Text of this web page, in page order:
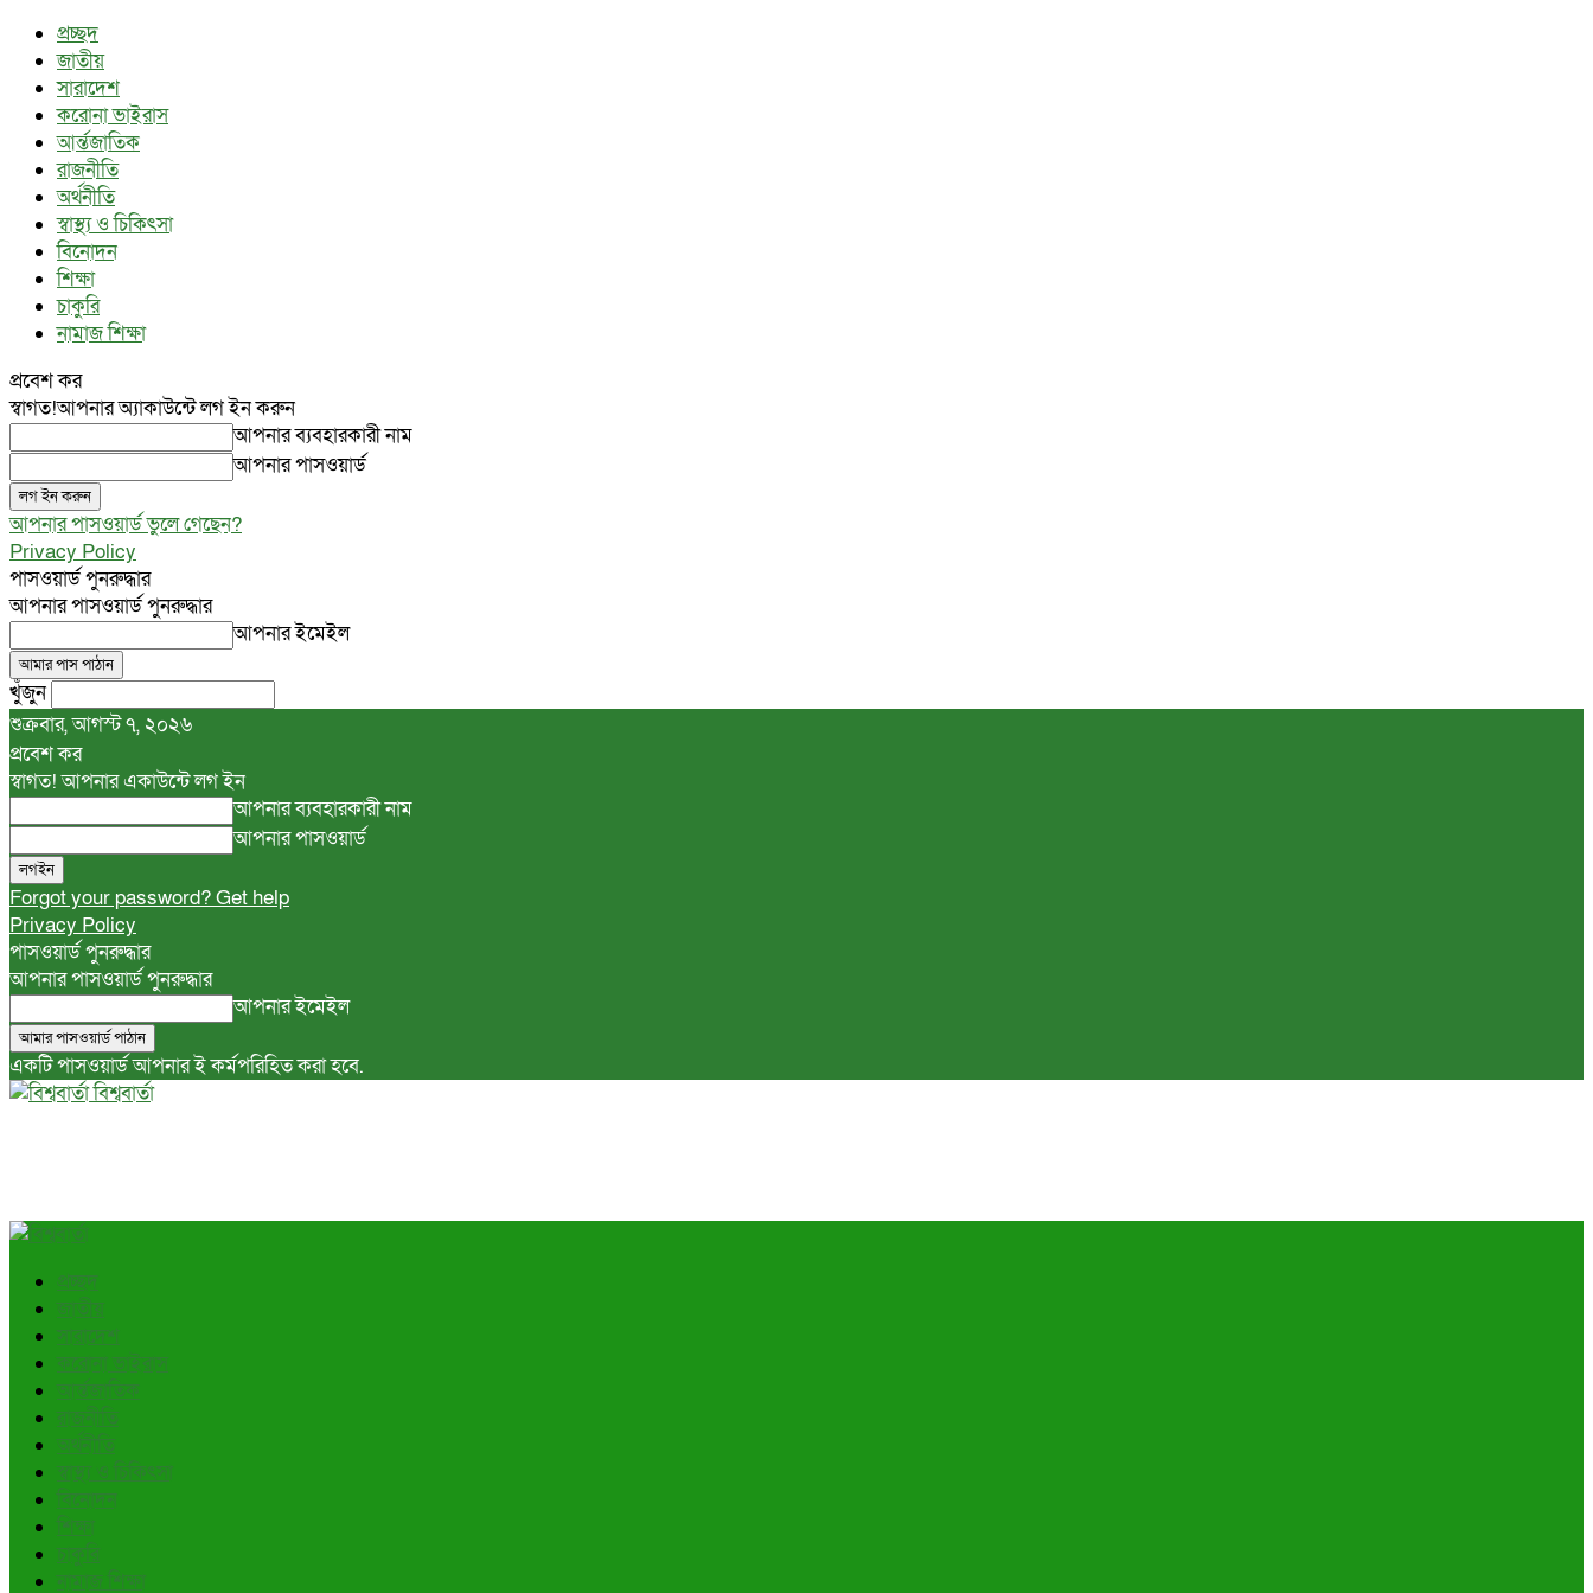
প্রচ্ছদ
জাতীয়
সারাদেশ
করোনা ভাইরাস
আর্ন্তজাতিক
রাজনীতি
অর্থনীতি
স্বাস্থ্য ও চিকিৎসা
বিনোদন
শিক্ষা
চাকুরি
নামাজ শিক্ষা
প্রবেশ কর
স্বাগত!আপনার অ্যাকাউন্টে লগ ইন করুন
আপনার ব্যবহারকারী নাম
আপনার পাসওয়ার্ড
আপনার পাসওয়ার্ড ভুলে গেছেন?
Privacy Policy
পাসওয়ার্ড পুনরুদ্ধার
আপনার পাসওয়ার্ড পুনরুদ্ধার
আপনার ইমেইল
খুঁজুন
শুক্রবার, আগস্ট ৭, ২০২৬
প্রবেশ কর
স্বাগত! আপনার একাউন্টে লগ ইন
আপনার ব্যবহারকারী নাম
আপনার পাসওয়ার্ড
Forgot your password? Get help
Privacy Policy
পাসওয়ার্ড পুনরুদ্ধার
আপনার পাসওয়ার্ড পুনরুদ্ধার
আপনার ইমেইল
একটি পাসওয়ার্ড আপনার ই কর্মপরিহিত করা হবে.
বিশ্ববার্তা
প্রচ্ছদ
জাতীয়
সারাদেশ
করোনা ভাইরাস
আর্ন্তজাতিক
রাজনীতি
অর্থনীতি
স্বাস্থ্য ও চিকিৎসা
বিনোদন
শিক্ষা
চাকুরি
নামাজ শিক্ষা